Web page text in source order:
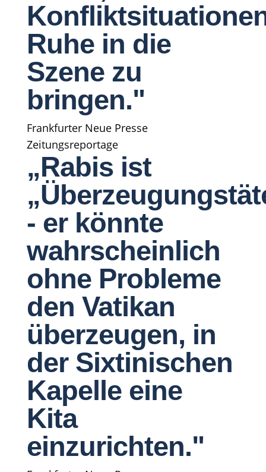
Ruhe in die
Szene zu
bringen."
Frankfurter Neue Presse
Zeitungsreportage
„Rabis ist
- er könnte
wahrscheinlich
ohne Probleme
den Vatikan
überzeugen, in
der Sixtinischen
Kapelle eine
Kita
einzurichten."